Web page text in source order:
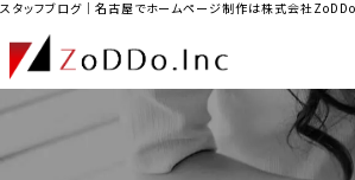
スタッフブログ｜名古屋でホームページ制作は株式会社ZoDDo